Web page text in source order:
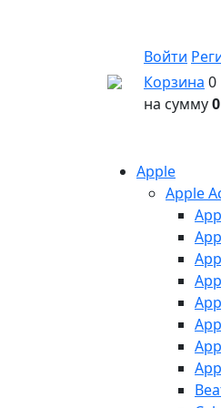
Войти
Корзина 0
на сумму
Apple
Apple